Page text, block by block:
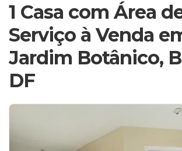
1 Casa com Área
Serviço à Venda
Jardim Botânico,
DF